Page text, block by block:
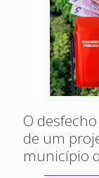
O
de um
município